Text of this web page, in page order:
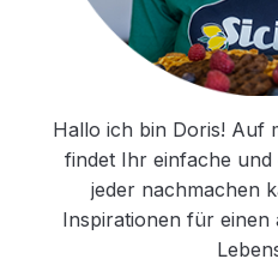
Hallo ich bin Doris! Auf
findet Ihr einfache und
jeder nachmachen
Inspirationen für einen